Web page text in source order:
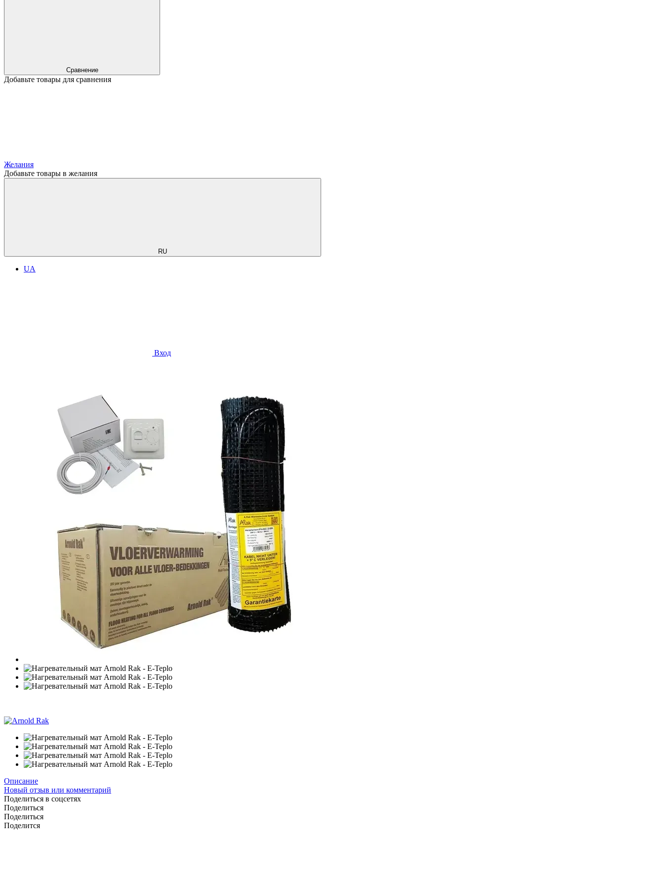
Сравнение
Добавьте товары для сравнения
Желания
Добавьте товары в желания
RU
UA
Вход
Описание
Новый отзыв или комментарий
Поделиться в соцсетях
Поделиться
Поделиться
Поделится